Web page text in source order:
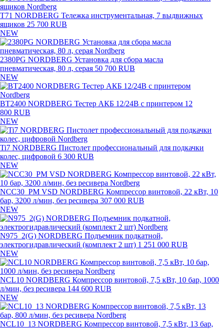
T71 NORDBERG Тележка инструментальная, 7 выдвижных
ящиков 25 700 RUB
NEW
2380PG NORDBERG Установка для сбора масла
пневматическая, 80 л, серая 50 700 RUB
NEW
BT2400 NORDBERG Тестер АКБ 12/24В с принтером 12
800 RUB
NEW
Ti7 NORDBERG Пистолет профессиональный для подкачки
колес, цифровой 6 300 RUB
NEW
NCC30_PM VSD NORDBERG Компрессор винтовой, 22 кВт, 10
бар, 3200 л/мин, без ресивера 307 000 RUB
NEW
N975_2(G) NORDBERG Подъемник подкатной,
электрогидравлический (комплект 2 шт) 1 251 000 RUB
NEW
NCL10 NORDBERG Компрессор винтовой, 7,5 кВт, 10 бар, 1000
л/мин, без ресивера 144 600 RUB
NEW
NCL10_13 NORDBERG Компрессор винтовой, 7,5 кВт, 13 бар,